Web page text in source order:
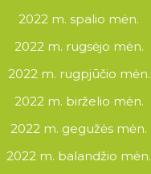
2022 m. spalio mėn.
2022 m. rugsėjo mėn.
2022 m. rugpjūčio mėn.
2022 m. birželio mėn.
2022 m. gegužės mėn.
2022 m. balandžio mėn.